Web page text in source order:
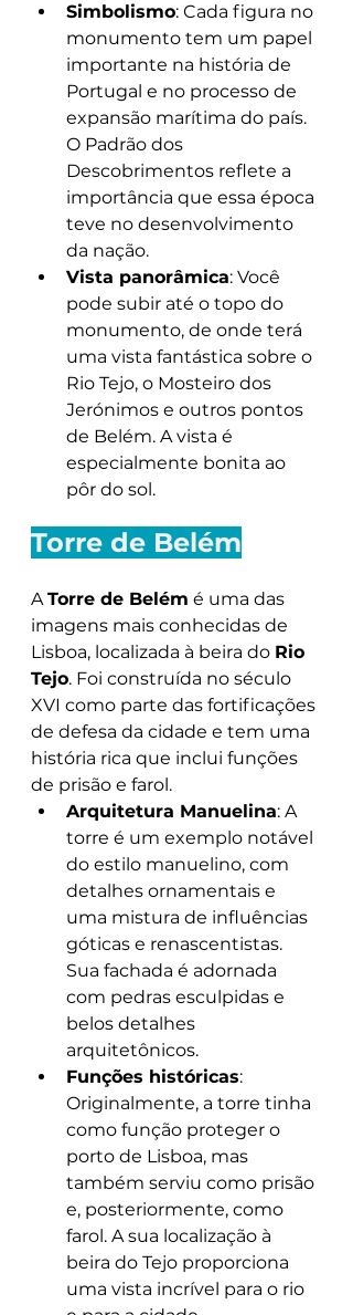
Simbolismo: Cada figura no
monumento tem um papel
importante na história de
Portugal e no processo de
expansão marítima do país.
O Padrão dos
Descobrimentos reflete a
importância que essa época
teve no desenvolvimento
da nação.
Vista panorâmica: Você
pode subir até o topo do
monumento, de onde terá
uma vista fantástica sobre o
Rio Tejo, o Mosteiro dos
Jerónimos e outros pontos
de Belém. A vista é
especialmente bonita ao
pôr do sol.
Torre de Belém
A Torre de Belém é uma das
imagens mais conhecidas de
Lisboa, localizada à beira do Rio
Tejo. Foi construída no século
XVI como parte das fortificações
de defesa da cidade e tem uma
história rica que inclui funções
de prisão e farol.
Arquitetura Manuelina: A
torre é um exemplo notável
do estilo manuelino, com
detalhes ornamentais e
uma mistura de influências
góticas e renascentistas.
Sua fachada é adornada
com pedras esculpidas e
belos detalhes
arquitetônicos.
Funções históricas:
Originalmente, a torre tinha
como função proteger o
porto de Lisboa, mas
também serviu como prisão
e, posteriormente, como
farol. A sua localização à
beira do Tejo proporciona
uma vista incrível para o rio